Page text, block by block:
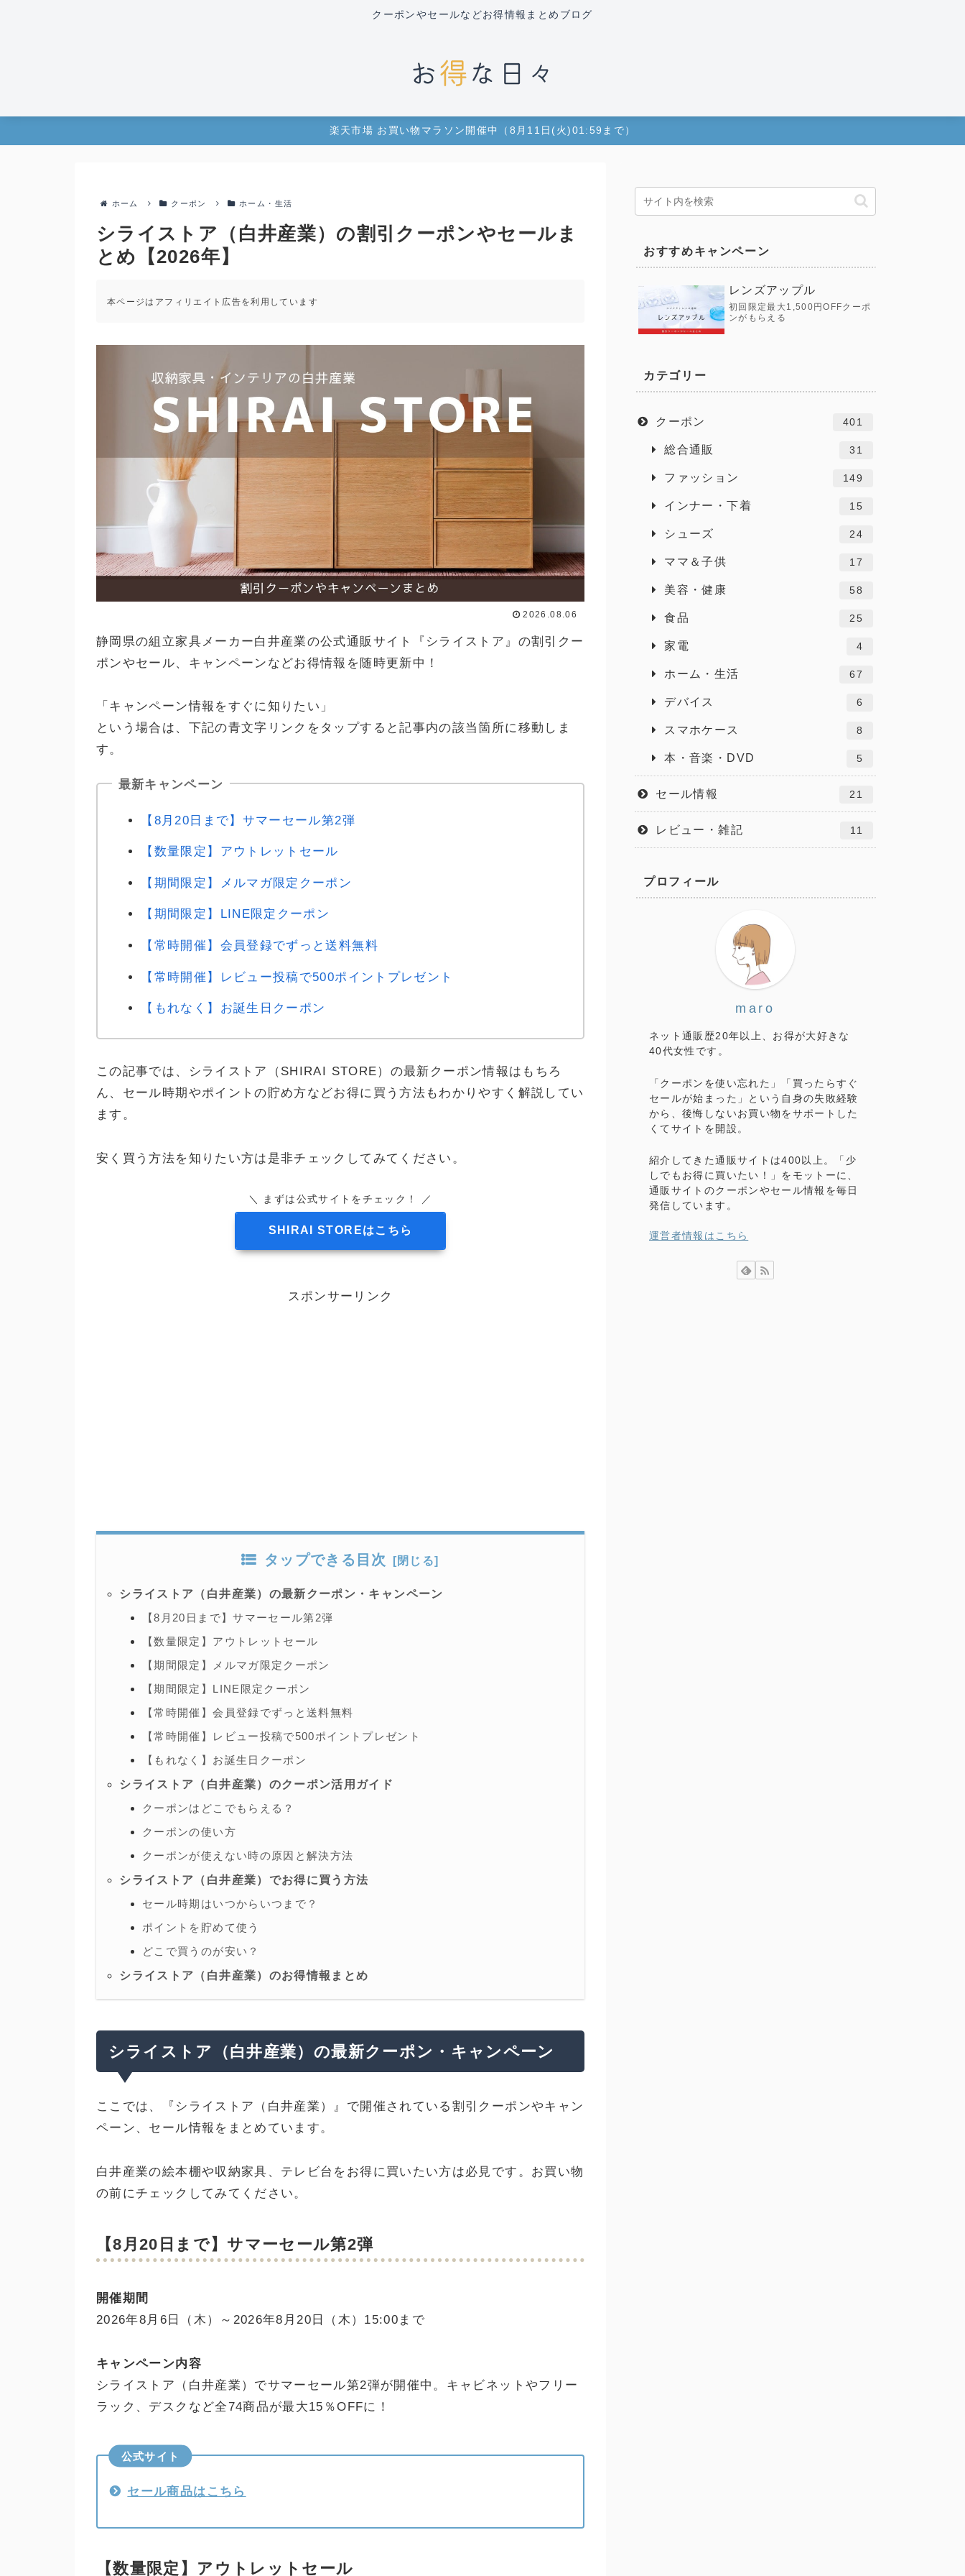
クーポンやセールなどお得情報まとめブログ
楽天市場 お買い物マラソン開催中（8月11日(火)01:59まで）
ホーム クーポン ホーム・生活
シライストア（白井産業）の割引クーポンやセールま
とめ【2026年】
本ページはアフィリエイト広告を利用しています
2026.08.06
静岡県の組立家具メーカー白井産業の公式通販サイト『シライストア』の割引クー
ポンやセール、キャンペーンなどお得情報を随時更新中！
「キャンペーン情報をすぐに知りたい」
という場合は、下記の青文字リンクをタップすると記事内の該当箇所に移動しま
す。
最新キャンペーン
【8月20日まで】サマーセール第2弾
【数量限定】アウトレットセール
【期間限定】メルマガ限定クーポン
【期間限定】LINE限定クーポン
【常時開催】会員登録でずっと送料無料
【常時開催】レビュー投稿で500ポイントプレゼント
【もれなく】お誕生日クーポン
この記事では、シライストア（SHIRAI STORE）の最新クーポン情報はもちろ
ん、セール時期やポイントの貯め方などお得に買う方法もわかりやすく解説してい
ます。
安く買う方法を知りたい方は是非チェックしてみてください。
＼ まずは公式サイトをチェック！ ／
SHIRAI STOREはこちら
スポンサーリンク
タップできる目次
シライストア（白井産業）の最新クーポン・キャンペーン
【8月20日まで】サマーセール第2弾
【数量限定】アウトレットセール
【期間限定】メルマガ限定クーポン
【期間限定】LINE限定クーポン
【常時開催】会員登録でずっと送料無料
【常時開催】レビュー投稿で500ポイントプレゼント
【もれなく】お誕生日クーポン
シライストア（白井産業）のクーポン活用ガイド
クーポンはどこでもらえる？
クーポンの使い方
クーポンが使えない時の原因と解決方法
シライストア（白井産業）でお得に買う方法
セール時期はいつからいつまで？
ポイントを貯めて使う
どこで買うのが安い？
シライストア（白井産業）のお得情報まとめ
シライストア（白井産業）の最新クーポン・キャンペーン
ここでは、『シライストア（白井産業）』で開催されている割引クーポンやキャン
ペーン、セール情報をまとめています。
白井産業の絵本棚や収納家具、テレビ台をお得に買いたい方は必見です。お買い物
の前にチェックしてみてください。
【8月20日まで】サマーセール第2弾
開催期間
2026年8月6日（木）～2026年8月20日（木）15:00まで
キャンペーン内容
シライストア（白井産業）でサマーセール第2弾が開催中。キャビネットやフリー
ラック、デスクなど全74商品が最大15％OFFに！
公式サイト
セール商品はこちら
【数量限定】アウトレットセール
おすすめキャンペーン
レンズアップル
初回限定最大1,500円OFFクーポ
ンがもらえる
カテゴリー
クーポン 401
総合通販 31
ファッション 149
インナー・下着 15
シューズ 24
ママ＆子供 17
美容・健康 58
食品 25
家電 4
ホーム・生活 67
デバイス 6
スマホケース 8
本・音楽・DVD 5
セール情報 21
レビュー・雑記 11
プロフィール
maro
ネット通販歴20年以上、お得が大好きな
40代女性です。
「クーポンを使い忘れた」「買ったらすぐ
セールが始まった」という自身の失敗経験
から、後悔しないお買い物をサポートした
くてサイトを開設。
紹介してきた通販サイトは400以上。「少
しでもお得に買いたい！」をモットーに、
通販サイトのクーポンやセール情報を毎日
発信しています。
運営者情報はこちら